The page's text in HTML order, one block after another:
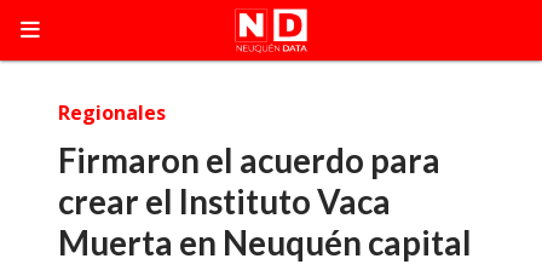
Firmaron el acuerdo para
crear el Instituto Vaca
Muerta en Neuquén capital
Regionales